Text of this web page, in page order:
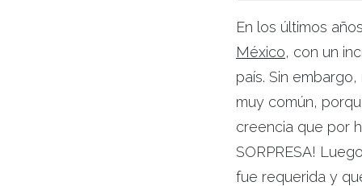
En los últimos
México, con un
país. Sin
muy común,
creencia que por
SORPRESA!
fue requerida y